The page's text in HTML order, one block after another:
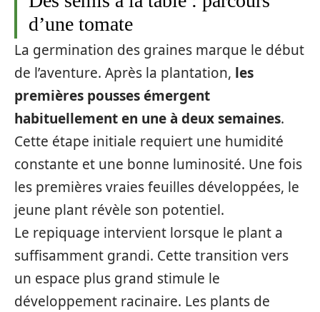
d’une tomate
La germination des graines marque le début
de l’aventure. Après la plantation, les
premières pousses émergent
habituellement en une à deux semaines.
Cette étape initiale requiert une humidité
constante et une bonne luminosité. Une fois
les premières vraies feuilles développées, le
jeune plant révèle son potentiel.
Le repiquage intervient lorsque le plant a
suffisamment grandi. Cette transition vers
un espace plus grand stimule le
développement racinaire. Les plants de